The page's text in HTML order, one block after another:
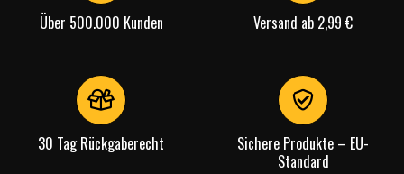
Über 500.000 Kunden Versand ab 2,99 €
30 Tag Rückgaberecht
Sichere Produkte – EU-
Standard